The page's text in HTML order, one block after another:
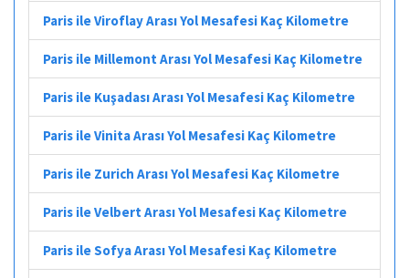
Paris ile Viroflay Arası Yol Mesafesi Kaç Kilometre
Paris ile Millemont Arası Yol Mesafesi Kaç Kilometre
Paris ile Kuşadası Arası Yol Mesafesi Kaç Kilometre
Paris ile Vinita Arası Yol Mesafesi Kaç Kilometre
Paris ile Zurich Arası Yol Mesafesi Kaç Kilometre
Paris ile Velbert Arası Yol Mesafesi Kaç Kilometre
Paris ile Sofya Arası Yol Mesafesi Kaç Kilometre